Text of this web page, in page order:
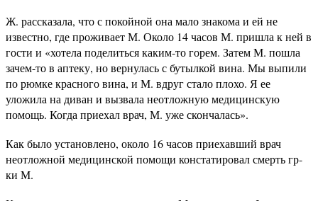
Ж. рассказала, что с покойной она мало знакома и ей не
известно, где проживает М. Около 14 часов М. пришла к ней в
гости и «хотела поделиться каким-то горем. Затем М. пошла
зачем-то в аптеку, но вернулась с бутылкой вина. Мы выпили
по рюмке красного вина, и М. вдруг стало плохо. Я ее
уложила на диван и вызвала неотложную медицинскую
помощь. Когда приехал врач, М. уже скончалась».
Как было установлено, около 16 часов приехавший врач
неотложной медицинской помощи констатировал смерть гр-
ки М.